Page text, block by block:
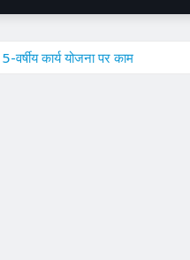
कार्य योजना पर काम